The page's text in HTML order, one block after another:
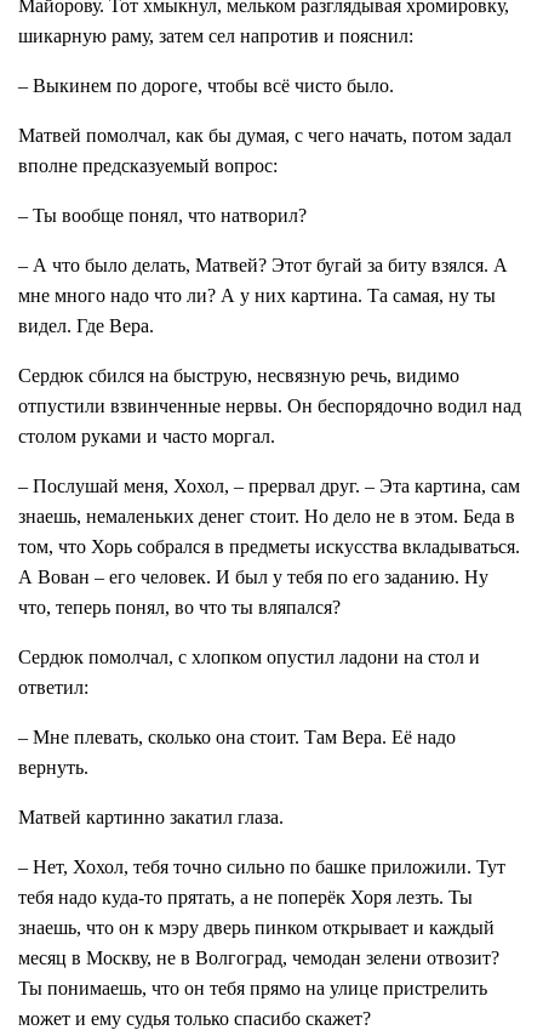
Майорову. Тот хмыкнул, мельком разглядывая хромировку,
шикарную раму, затем сел напротив и пояснил:
– Выкинем по дороге, чтобы всё чисто было.
Матвей помолчал, как бы думая, с чего начать, потом задал
вполне предсказуемый вопрос:
– Ты вообще понял, что натворил?
– А что было делать, Матвей? Этот бугай за биту взялся. А
мне много надо что ли? А у них картина. Та самая, ну ты
видел. Где Вера.
Сердюк сбился на быструю, несвязную речь, видимо
отпустили взвинченные нервы. Он беспорядочно водил над
столом руками и часто моргал.
– Послушай меня, Хохол, – прервал друг. – Эта картина, сам
знаешь, немаленьких денег стоит. Но дело не в этом. Беда в
том, что Хорь собрался в предметы искусства вкладываться.
А Вован – его человек. И был у тебя по его заданию. Ну
что, теперь понял, во что ты вляпался?
Сердюк помолчал, с хлопком опустил ладони на стол и
ответил:
– Мне плевать, сколько она стоит. Там Вера. Её надо
вернуть.
Матвей картинно закатил глаза.
– Нет, Хохол, тебя точно сильно по башке приложили. Тут
тебя надо куда-то прятать, а не поперёк Хоря лезть. Ты
знаешь, что он к мэру дверь пинком открывает и каждый
месяц в Москву, не в Волгоград, чемодан зелени отвозит?
Ты понимаешь, что он тебя прямо на улице пристрелить
может и ему судья только спасибо скажет?